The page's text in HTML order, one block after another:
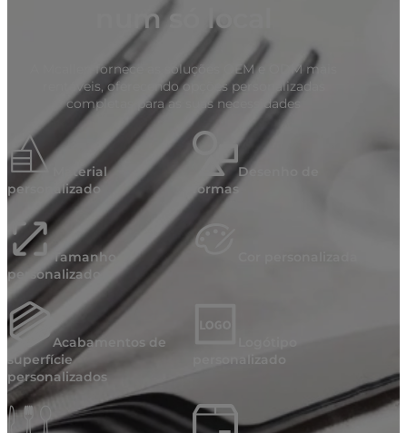
num só local
A Mcallen fornece as soluções OEM e ODM mais
rentáveis, oferecendo opções personalizadas
completas para as suas necessidades
Material
personalizado
Desenho de
formas
Tamanho
personalizado
Acabamentos de
superfície
personalizados